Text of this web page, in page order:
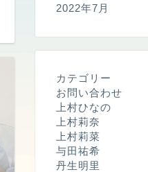
2022年7月
カテゴリー
お問い合わせ
上村ひなの
上村莉奈
上村莉菜
与田祐希
丹生明里